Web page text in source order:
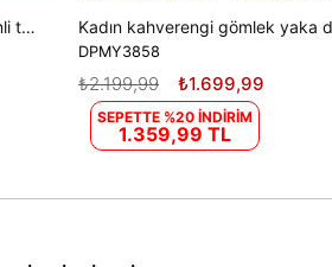
Dipmoda kadın saks mavisi v yaka simli tül abiye elbise DPS9223
DPMY3858
₺1.699,99
₺2.199,99
SEPETTE %20 İNDİRİM
1.359,99 TL